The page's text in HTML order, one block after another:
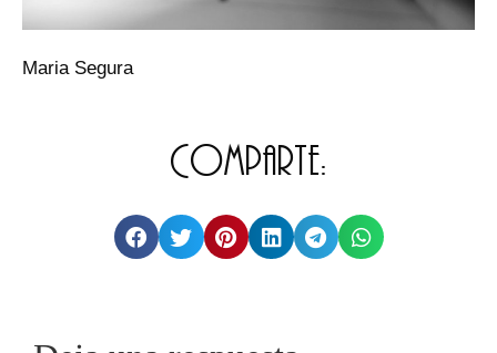
Maria Segura
Comparte: